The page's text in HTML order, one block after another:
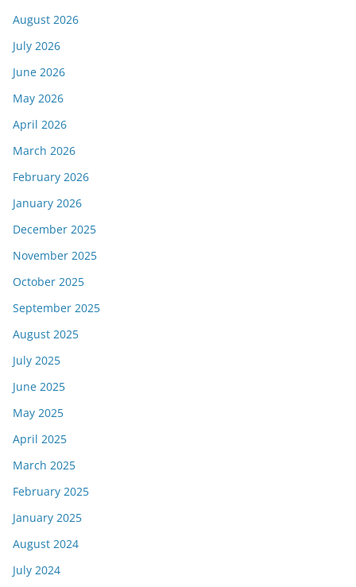
August 2026
July 2026
June 2026
May 2026
April 2026
March 2026
February 2026
January 2026
December 2025
November 2025
October 2025
September 2025
August 2025
July 2025
June 2025
May 2025
April 2025
March 2025
February 2025
January 2025
August 2024
July 2024